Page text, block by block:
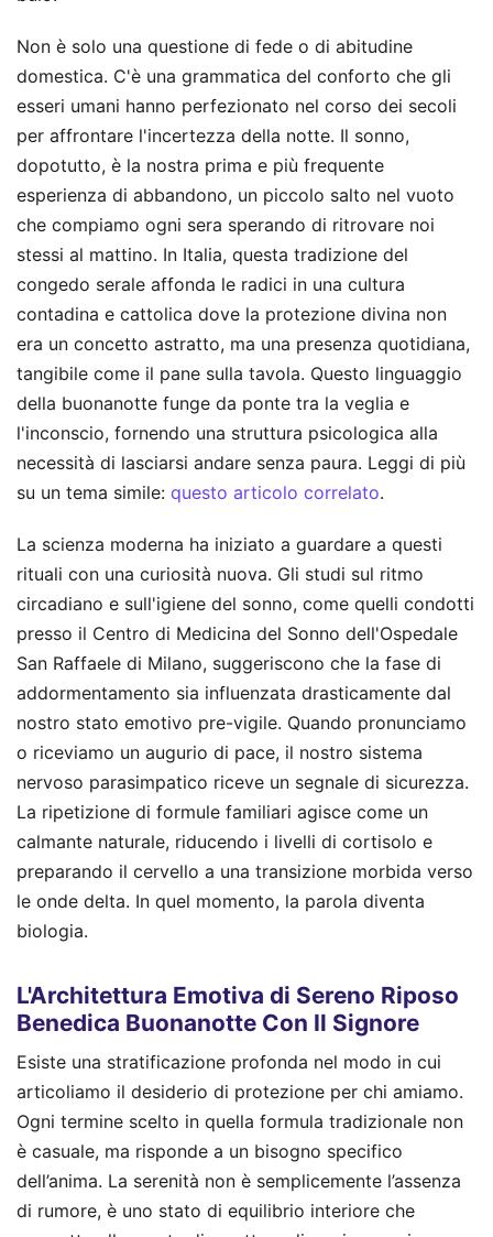
Non è solo una questione di fede o di abitudine
domestica. C'è una grammatica del conforto che gli
esseri umani hanno perfezionato nel corso dei secoli
per affrontare l'incertezza della notte. Il sonno,
dopotutto, è la nostra prima e più frequente
esperienza di abbandono, un piccolo salto nel vuoto
che compiamo ogni sera sperando di ritrovare noi
stessi al mattino. In Italia, questa tradizione del
congedo serale affonda le radici in una cultura
contadina e cattolica dove la protezione divina non
era un concetto astratto, ma una presenza quotidiana,
tangibile come il pane sulla tavola. Questo linguaggio
della buonanotte funge da ponte tra la veglia e
l'inconscio, fornendo una struttura psicologica alla
necessità di lasciarsi andare senza paura. Leggi di più
su un tema simile: questo articolo correlato.
La scienza moderna ha iniziato a guardare a questi
rituali con una curiosità nuova. Gli studi sul ritmo
circadiano e sull'igiene del sonno, come quelli condotti
presso il Centro di Medicina del Sonno dell'Ospedale
San Raffaele di Milano, suggeriscono che la fase di
addormentamento sia influenzata drasticamente dal
nostro stato emotivo pre-vigile. Quando pronunciamo
o riceviamo un augurio di pace, il nostro sistema
nervoso parasimpatico riceve un segnale di sicurezza.
La ripetizione di formule familiari agisce come un
calmante naturale, riducendo i livelli di cortisolo e
preparando il cervello a una transizione morbida verso
le onde delta. In quel momento, la parola diventa
biologia.
L'Architettura Emotiva di Sereno Riposo
Benedica Buonanotte Con Il Signore
Esiste una stratificazione profonda nel modo in cui
articoliamo il desiderio di protezione per chi amiamo.
Ogni termine scelto in quella formula tradizionale non
è casuale, ma risponde a un bisogno specifico
dell’anima. La serenità non è semplicemente l’assenza
di rumore, è uno stato di equilibrio interiore che